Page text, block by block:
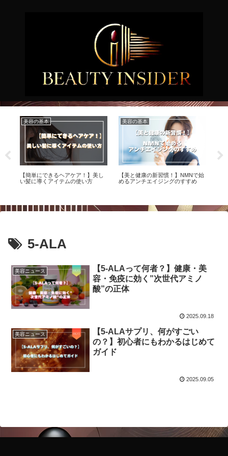
美容の基本
【簡単にできるヘアケア！】美し
い髪に導くアイテムの使い方
美容の基本
【美と健康の新習慣！】NMNで始
めるアンチエイジングのすすめ
5-ALA
美容ニュース
【5-ALAって何者？】健康・美
容・免疫に効く”次世代アミノ
酸”の正体
2025.09.18
美容ニュース
【5-ALAサプリ、何がすごい
の？】初心者にもわかるはじめて
ガイド
2025.09.05